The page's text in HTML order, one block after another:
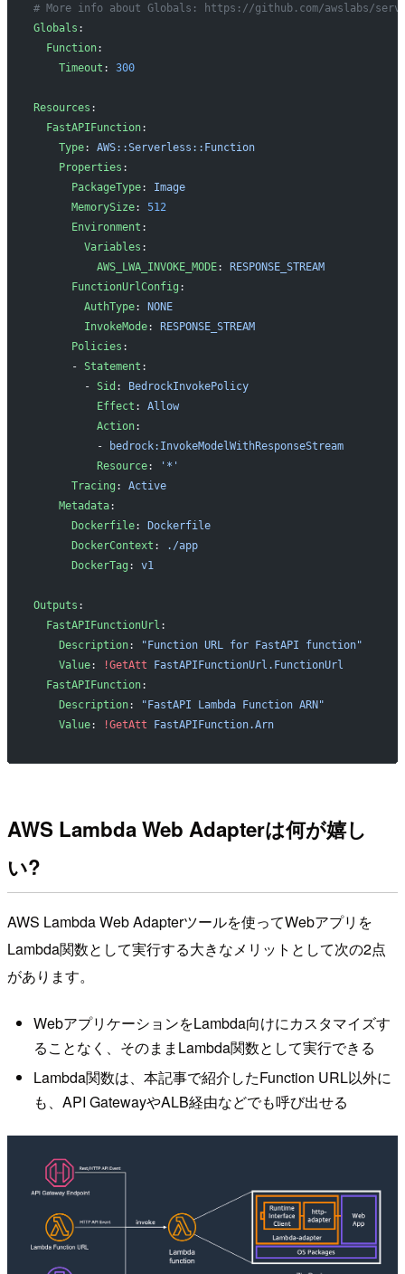
# More info about Globals: https://github.com/awslabs/
Globals :
  Function
:
    Timeout
: 300
Resources :
  FastAPIFunction
:
    Type
: AWS::Serverless::Function
    Properties
:
      PackageType
: Image
      MemorySize
: 512
      Environment
:
        Variables
:
          AWS_LWA_INVOKE_MODE
: RESPONSE_STREAM
      FunctionUrlConfig
:
        AuthType
: NONE
        InvokeMode
: RESPONSE_STREAM
      Policies
:
      -
Statement :
        -
Sid : BedrockInvokePolicy
          Effect
: Allow
          Action
:
          -
bedrock:InvokeModelWithResponseStream
          Resource
:
'*'
      Tracing
: Active
    Metadata
:
      Dockerfile
: Dockerfile
      DockerContext
:
./app
      DockerTag
: v1
Outputs :
  FastAPIFunctionUrl
:
    Description
:
"Function URL for FastAPI function"
    Value
: !GetAtt FastAPIFunctionUrl.FunctionUrl
  FastAPIFunction
:
    Description
:
"FastAPI Lambda Function ARN"
    Value
: !GetAtt FastAPIFunction.Arn
AWS Lambda Web Adapterは何が嬉し
い?
AWS Lambda Web Adapterツールを使ってWebアプリを
Lambda関数として実行する大きなメリットとして次の2点
があります。
WebアプリケーションをLambda向けにカスタマイズす
ることなく、そのままLambda関数として実行できる
Lambda関数は、本記事で紹介したFunction URL以外に
も、API GatewayやALB経由などでも呼び出せる